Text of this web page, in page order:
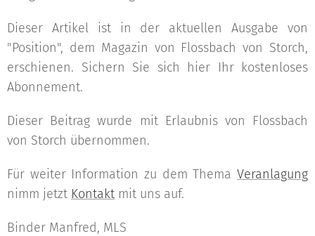
Dieser Artikel ist in der aktuellen Ausgabe von
"Position", dem Magazin von Flossbach von Storch,
erschienen. Sichern Sie sich hier Ihr kostenloses
Abonnement.
Dieser Beitrag wurde mit Erlaubnis von Flossbach
von Storch übernommen.
Für weiter Information zu dem Thema Veranlagung
nimm jetzt Kontakt mit uns auf.
Binder Manfred, MLS